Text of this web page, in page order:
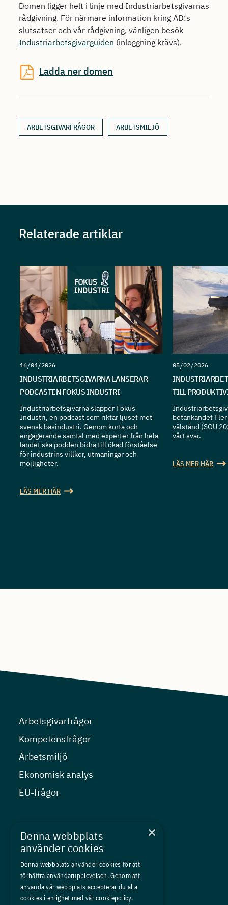
Domen ligger helt i linje med Industriarbetsgivarnas
rådgivning. För närmare information kring AD:s
slutsatser och vår rådgivning, vänligen besök
Industriarbetsgivarguiden (inloggning krävs).
Ladda ner domen
ARBETSGIVARFRÅGOR ARBETSMILJÖ
Relaterade artiklar
16/04/2026
INDUSTRIARBETSGIVARNA LANSERAR
PODCASTEN FOKUS INDUSTRI
Industriarbetsgivarna släpper Fokus
Industri, en podcast som riktar ljuset mot
svensk basindustri. Genom korta och
engagerande samtal med experter från hela
landet ska podden bidra till ökad förståelse
för industrins villkor, utmaningar och
möjligheter.
LÄS MER HÄR
05/02/2026
TILL
betänkandet
välstånd (SOU
vårt svar.
LÄS MER HÄR
Arbetsgivarfrågor
Kompetensfrågor
Arbetsmiljö
Ekonomisk analys
EU-frågor
Kurser
Medlemskap
Om oss
Press
×
Denna webbplats
använder cookies
Denna webbplats använder cookies för att
förbättra användarupplevelsen. Genom att
använda vår webbplats accepterar du alla
cookies i enlighet med vår cookiepolicy.